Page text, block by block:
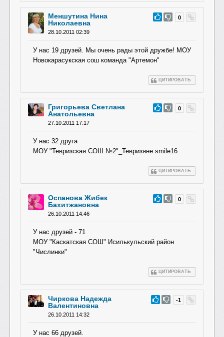
#32 0
Меншутина Нина
Николаевна
28.10.2011 02:39
У нас 19 друзей. Мы очень рады этой дружбе! МОУ
Новокарасукская сош команда "Артемон"
ЦИТИРОВАТЬ
#31 0
Григорьева Светлана
Анатольевна
27.10.2011 17:17
У нас 32 друга
МОУ "Тевризская СОШ №2"_Тевризяне smile16
ЦИТИРОВАТЬ
#30 0
Оспанова Жибек
Бахитжановна
26.10.2011 14:46
У нас друзей - 71
МОУ "Каскатская СОШ" Исилькульский район
"Числинки"
ЦИТИРОВАТЬ
#29 -1
Чиркова Надежда
Валентиновна
26.10.2011 14:32
У нас 66 друзей.